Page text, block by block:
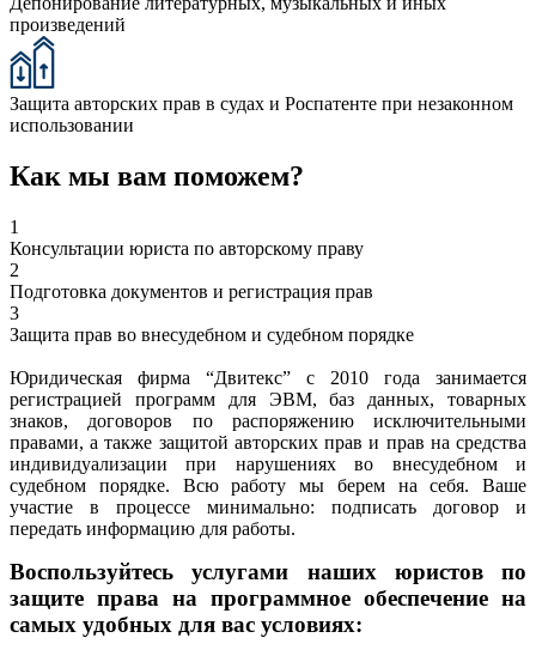
произведений
Защита авторских прав в судах и Роспатенте при незаконном
использовании
Как мы вам поможем?
1
Консультации юриста по авторскому праву
2
Подготовка документов и регистрация прав
3
Защита прав во внесудебном и судебном порядке
Юридическая фирма “Двитекс” с 2010 года занимается
регистрацией программ для ЭВМ, баз данных, товарных
знаков, договоров по распоряжению исключительными
правами, а также защитой авторских прав и прав на средства
индивидуализации при нарушениях во внесудебном и
судебном порядке. Всю работу мы берем на себя. Ваше
участие в процессе минимально: подписать договор и
передать информацию для работы.
Воспользуйтесь услугами наших юристов по
защите права на программное обеспечение на
самых удобных для вас условиях: